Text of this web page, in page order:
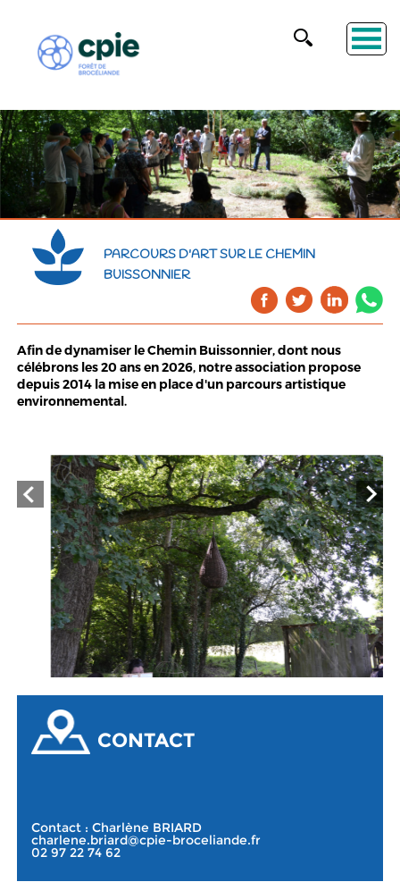
PARCOURS D'ART SUR LE CHEMIN
BUISSONNIER
Afin de dynamiser leChemin Buissonnier, dont nous
célébrons les 20 ans en 2026, notre association propose
depuis 2014 la mise en place d'un parcours artistique
environnemental.
CONTACT
Contact : Charlène BRIARD
charlene.briard@cpie-broceliande.fr
02 97 22 74 62